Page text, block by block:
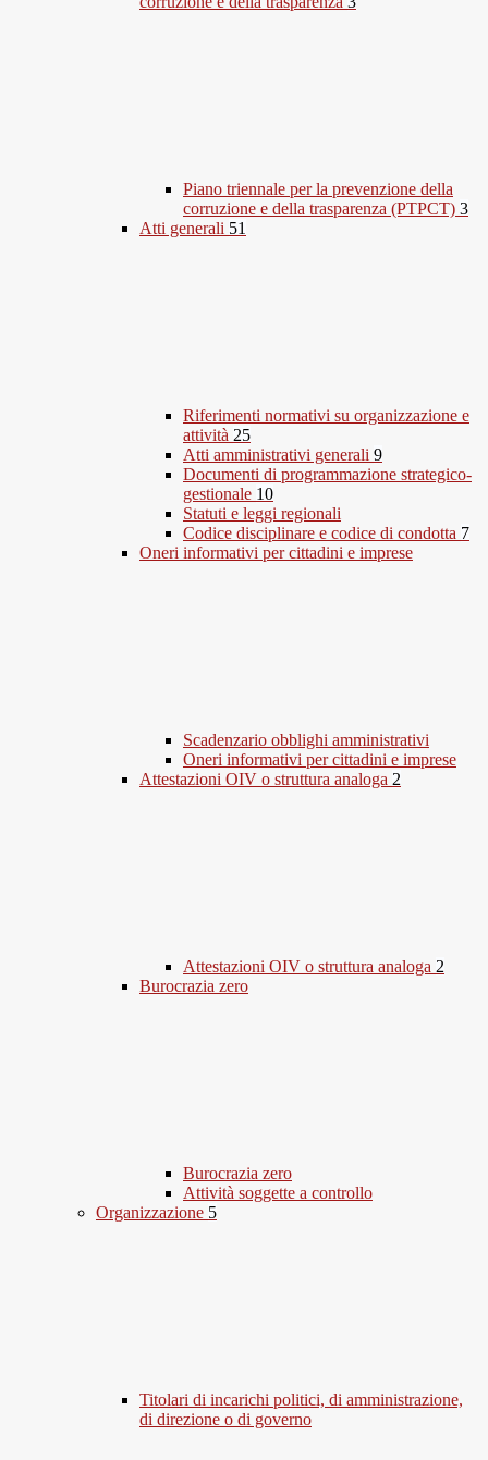
Piano triennale per la prevenzione della
corruzione e della trasparenza (PTPCT) 3
Atti generali 51
Riferimenti normativi su organizzazione e
attività 25
Atti amministrativi generali 9
Documenti di programmazione strategico-
gestionale 10
Statuti e leggi regionali
Codice disciplinare e codice di condotta 7
Oneri informativi per cittadini e imprese
Scadenzario obblighi amministrativi
Oneri informativi per cittadini e imprese
Attestazioni OIV o struttura analoga 2
Attestazioni OIV o struttura analoga 2
Burocrazia zero
Burocrazia zero
Attività soggette a controllo
Organizzazione 5
Titolari di incarichi politici, di amministrazione,
di direzione o di governo